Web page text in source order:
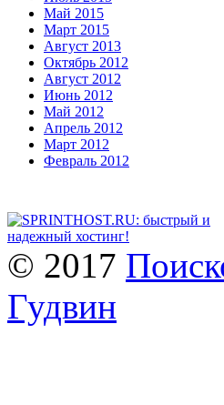
Май 2015
Март 2015
Август 2013
Октябрь 2012
Август 2012
Июнь 2012
Май 2012
Апрель 2012
Март 2012
Февраль 2012
© 2017
Гудвин